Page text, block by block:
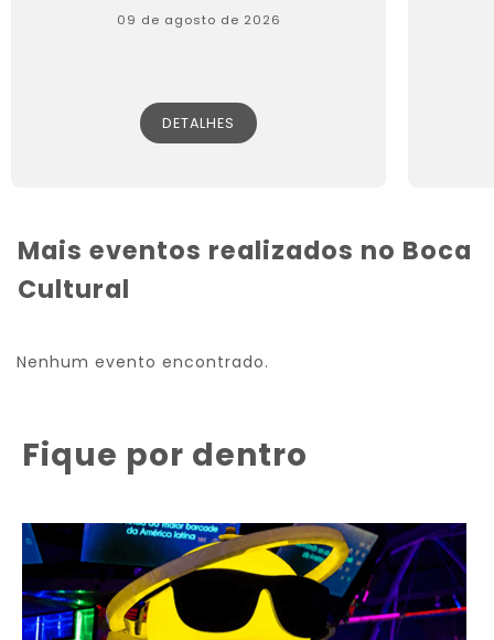
09 de agosto de 2026
DETALHES
Mais eventos realizados no Boca
Cultural
Nenhum evento encontrado.
Fique por dentro